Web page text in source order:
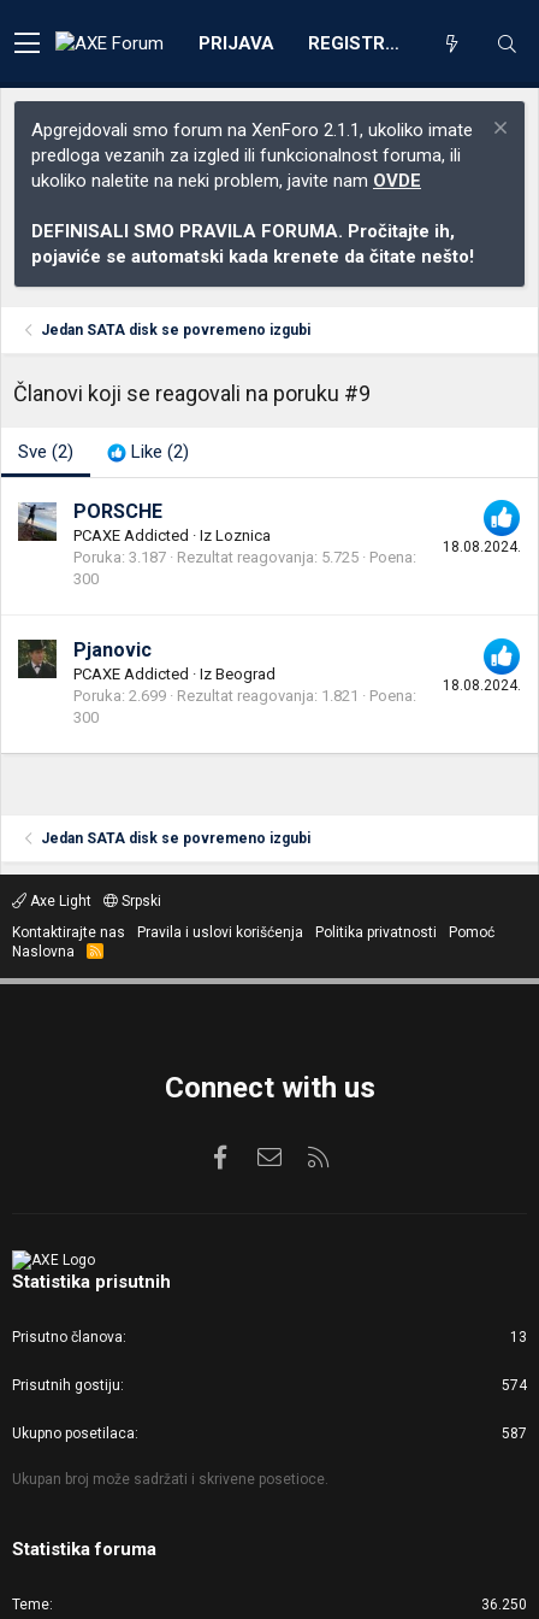
PRIJAVA REGISTRACIJA
Apgrejdovali smo forum na XenForo 2.1.1, ukoliko imate
predloga vezanih za izgled ili funkcionalnost foruma, ili
ukoliko naletite na neki problem, javite nam OVDE
DEFINISALI SMO PRAVILA FORUMA. Pročitajte ih,
pojaviće se automatski kada krenete da čitate nešto!
Jedan SATA disk se povremeno izgubi
Članovi koji se reagovali na poruku #9
Sve (2) Like (2)
18.08.2024.
PORSCHE
PCAXE Addicted · Iz Loznica
Poruka 3.187 Rezultat reagovanja 5.725
Poena
300
18.08.2024.
Pjanovic
PCAXE Addicted · Iz Beograd
Poruka 2.699 Rezultat reagovanja 1.821
Poena
300
Jedan SATA disk se povremeno izgubi
Axe Light
Srpski
Kontaktirajte nas
Pravila i uslovi korišćenja Politika privatnosti
Pomoć
Naslovna
R
S
Connect with us
FacebookKontaktirajte nas
Statistika prisutnih
Prisutno članova 13
Prisutnih gostiju 574
Ukupno posetilaca 587
Ukupan broj može sadržati i skrivene posetioce.
Statistika foruma
Teme 36.250